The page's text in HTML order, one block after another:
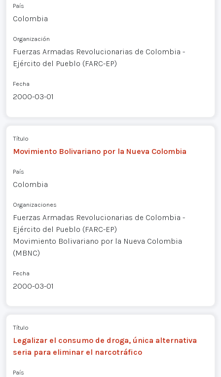
País
Colombia
Organización
Fuerzas Armadas Revolucionarias de Colombia -
Ejército del Pueblo (FARC-EP)
Fecha
2000-03-01
Título
Movimiento Bolivariano por la Nueva Colombia
País
Colombia
Organizaciones
Fuerzas Armadas Revolucionarias de Colombia -
Ejército del Pueblo (FARC-EP)
Movimiento Bolivariano por la Nueva Colombia
(MBNC)
Fecha
2000-03-01
Título
Legalizar el consumo de droga, única alternativa
seria para eliminar el narcotráfico
País